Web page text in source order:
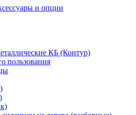
и опции
КБ (Контур)
пользования